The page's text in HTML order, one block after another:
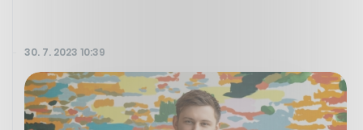
30. 7. 2023 10:39